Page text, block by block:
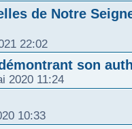
de Notre
22:02
son
2020 11:24
10:33